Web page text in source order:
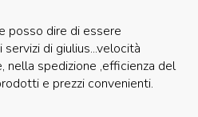
posso dire di essere
di giulius...velocità
nella spedizione ,efficienza del
e prezzi convenienti.